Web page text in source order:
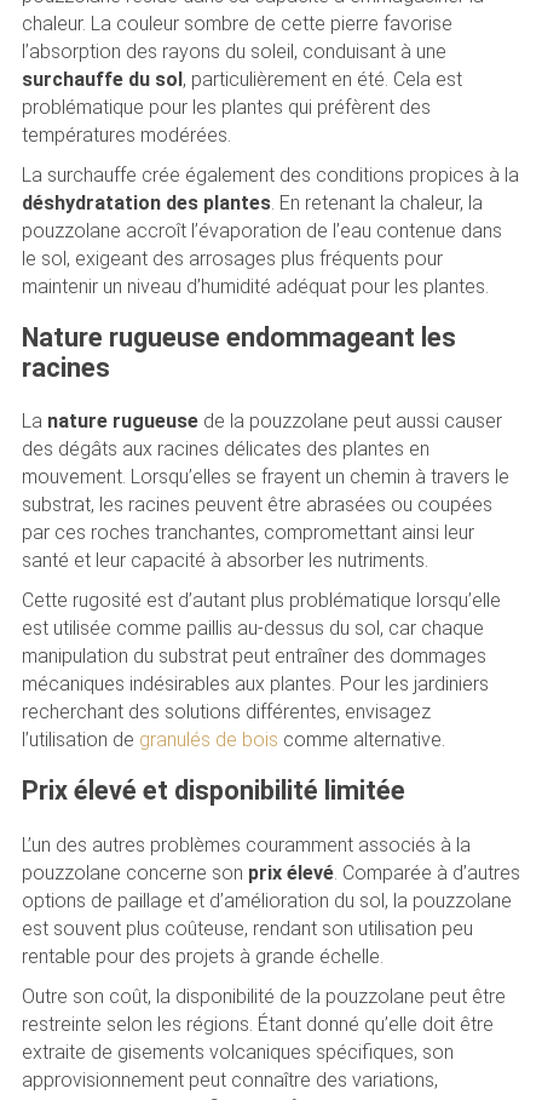
chaleur. La couleur sombre de cette pierre favorise
l’absorption des rayons du soleil, conduisant à une
surchauffe du sol, particulièrement en été. Cela est
problématique pour les plantes qui préfèrent des
températures modérées.
La surchauffe crée également des conditions propices à la
déshydratation des plantes. En retenant la chaleur, la
pouzzolane accroît l’évaporation de l’eau contenue dans
le sol, exigeant des arrosages plus fréquents pour
maintenir un niveau d’humidité adéquat pour les plantes.
Nature rugueuse endommageant les
racines
La nature rugueusede la pouzzolane peut aussi causer
des dégâts aux racines délicates des plantes en
mouvement. Lorsqu’elles se frayent un chemin à travers le
substrat, les racines peuvent être abrasées ou coupées
par ces roches tranchantes, compromettant ainsi leur
santé et leur capacité à absorber les nutriments.
Cette rugosité est d’autant plus problématique lorsqu’elle
est utilisée comme paillis au-dessus du sol, car chaque
manipulation du substrat peut entraîner des dommages
mécaniques indésirables aux plantes. Pour les jardiniers
recherchant des solutions différentes, envisagez
l’utilisation de granulés de bois comme alternative.
Prix élevé et disponibilité limitée
L’un des autres problèmes couramment associés à la
pouzzolane concerne son prix élevé. Comparée à d’autres
options de paillage et d’amélioration du sol, la pouzzolane
est souvent plus coûteuse, rendant son utilisation peu
rentable pour des projets à grande échelle.
Outre son coût, la disponibilité de la pouzzolane peut être
restreinte selon les régions. Étant donné qu’elle doit être
extraite de gisements volcaniques spécifiques, son
approvisionnement peut connaître des variations,